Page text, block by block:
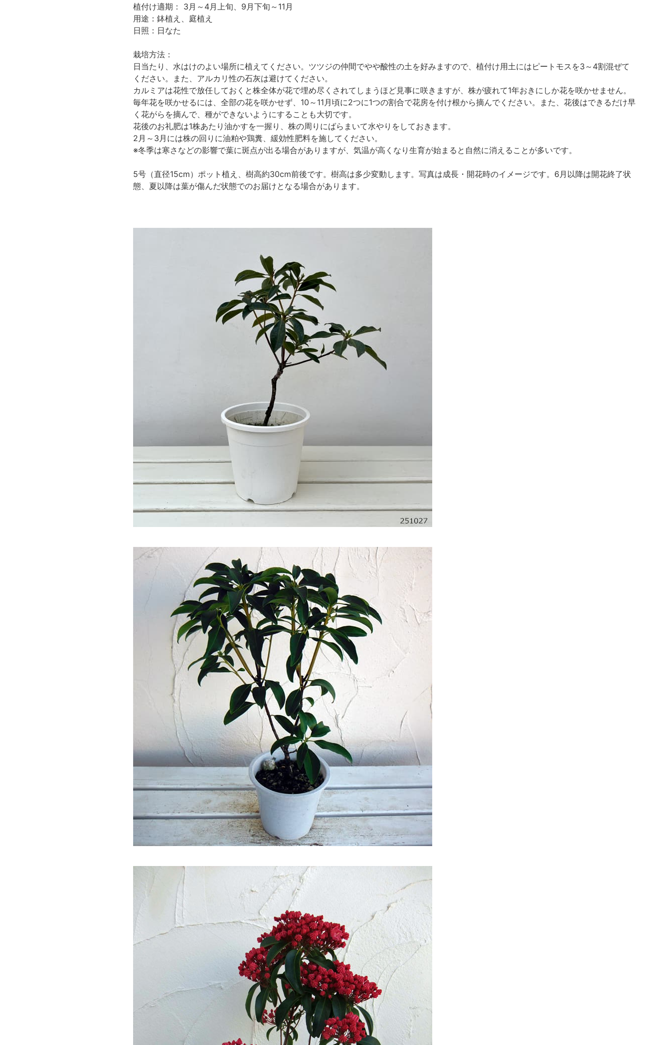
植付け適期： 3月～4月上旬、9月下旬～11月
用途：鉢植え、庭植え
日照：日なた
栽培方法：
日当たり、水はけのよい場所に植えてください。ツツジの仲間でやや酸性の土を好みますので、植付け用土にはピートモスを3～4割混ぜて
ください。また、アルカリ性の石灰は避けてください。
カルミアは花性で放任しておくと株全体が花で埋め尽くされてしまうほど見事に咲きますが、株が疲れて1年おきにしか花を咲かせません。
毎年花を咲かせるには、全部の花を咲かせず、10～11月頃に2つに1つの割合で花房を付け根から摘んでください。また、花後はできるだけ早
く花がらを摘んで、種ができないようにすることも大切です。
花後のお礼肥は1株あたり油かすを一握り、株の周りにばらまいて水やりをしておきます。
2月～3月には株の回りに油粕や鶏糞、緩効性肥料を施してください。
※冬季は寒さなどの影響で葉に斑点が出る場合がありますが、気温が高くなり生育が始まると自然に消えることが多いです。
5号（直径15cm）ポット植え、樹高約30cm前後です。樹高は多少変動します。写真は成長・開花時のイメージです。6月以降は開花終了状
態、夏以降は葉が傷んだ状態でのお届けとなる場合があります。